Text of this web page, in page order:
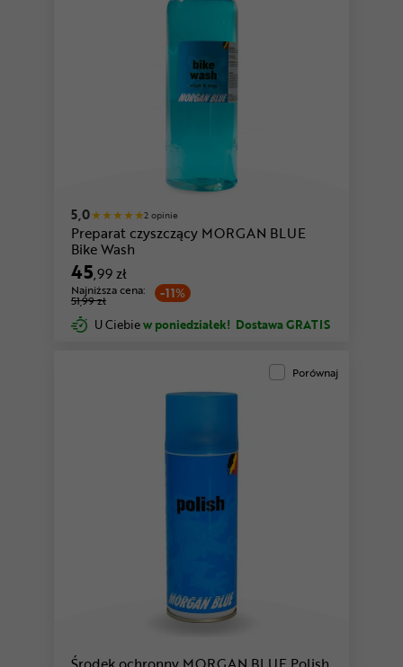
5,0 2 opinie
Preparat czyszczący MORGAN BLUE
Bike Wash
45,99 zł
-11%
Najniższa cena:
51,99 zł
U Ciebiew poniedziałek! Dostawa GRATIS
Porównaj